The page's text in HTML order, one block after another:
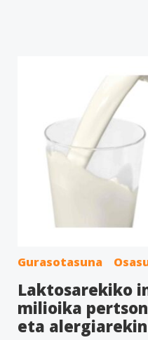
Gurasotasuna
Laktosarekiko
milioika
eta